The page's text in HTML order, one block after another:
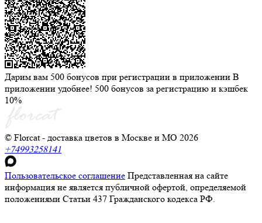
Дарим вам 500 бонусов при регистрации в приложении В
приложении удобнее! 500 бонусов за регистрацию и кэшбек
10%
© Florcat - доставка цветов в Москве и МО 2026
+74993258141
Пользовательское соглашение Представленная на сайте
информация не является публичной офертой, определяемой
положениями Статьи 437 Гражданского кодекса РФ.